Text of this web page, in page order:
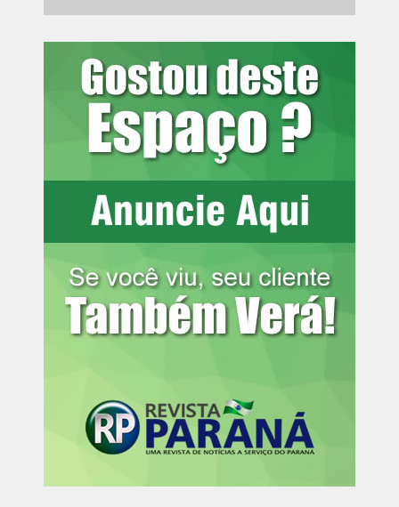
Podcasts– Os programas de rádio do MPPR também
são disponibilizados nas plataformas Spotify eApple
Edições anteriores:
– A prefeitura da minha cidade joga lixo num lixão a
Público pode ajudar a resolver essa situação?
joga veneno, e o cheiro chega nas casas. Há um limite
de distância para aplicação de agrotóxicos?
– Alguém que tem pais separados e não recebe
– Quais podem ser as consequências legais para
alguém que comete o chamado “abandono afetivo”
em relação a um filho?